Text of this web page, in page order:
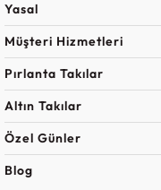
Yasal
Müşteri Hizmetleri
Pırlanta Takılar
Altın Takılar
Özel Günler
Blog